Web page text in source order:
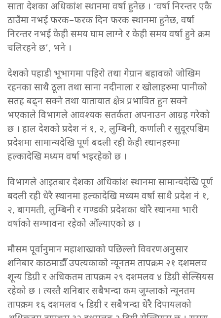
साता देशका अधिकांश स्थानमा वर्षा हुनेछ । ‘वर्षा निरन्तर एकै
ठाउँमा नभई फरक–फरक दिन फरक स्थानमा हुनेछ, वर्षा
निरन्तर नभई केही समय घाम लाग्ने र केही समय वर्षा हुने क्रम
चलिरहने छ’, भने ।
देशको पहाडी भूभागमा पहिरो तथा गेग्रान बहावको जोखिम
रहनका साथै ठूला तथा साना नदीनाला र खोलाहरुमा पानीको
सतह बढ्न सक्ने तथा यातायात क्षेत्र प्रभावित हुन सक्ने
भएकाले विभागले आवश्यक सतर्कता अपनाउन आग्रह गरेको
छ । हाल देशको प्रदेश नं १, २, लुम्बिनी, कर्णाली र सुदूरपश्चिम
प्रदेशमा सामान्यदेखि पूर्ण बदली रही केही स्थानहरुमा
हल्कादेखि मध्यम वर्षा भइरहेको छ ।
विभागले आइतबार देशका अधिकांश स्थानमा सामान्यदेखि पूर्ण
बदली रही धेरै स्थानमा हल्कादेखि मध्यम वर्षा साथै प्रदेश नं १,
२, बागमती, लुम्बिनी र गण्डकी प्रदेशका थोरै स्थानमा भारी
वर्षाको सम्भावना रहेकोे औँल्याएको छ ।
मौसम पूर्वानुमान महाशाखाको पछिल्लो विवरणअनुसार
शनिबार काठमाडौँ उपत्यकाको न्यूनतम तापक्रम २१ दशमलव
शून्य डिग्री र अधिकतम तापक्रम २९ दशमलव ४ डिग्री सेल्सियस
रहेको छ । त्यस्तै शनिबार सबैभन्दा कम जुम्लाको न्यूनतम
तापक्रम १६ दशमलव ५ डिग्री र सबैभन्दा धेरै दिपायलको